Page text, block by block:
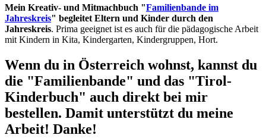
Mein Kreativ- und Mitmachbuch "Familienbande im
Jahreskreis" begleitet Eltern und Kinder durch den
Jahreskreis. Prima geeignet ist es auch für die pädagogische Arbeit
mit Kindern in Kita, Kindergarten, Kindergruppen, Hort.
Wenn du in Österreich wohnst, kannst du
die "Familienbande" und das "Tirol-
Kinderbuch" auch direkt bei mir
bestellen. Damit unterstützt du meine
Arbeit! Danke!